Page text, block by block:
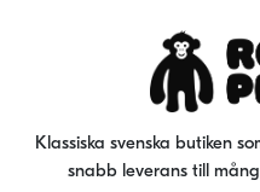
Klassiska svenska butiken
snabb leverans till